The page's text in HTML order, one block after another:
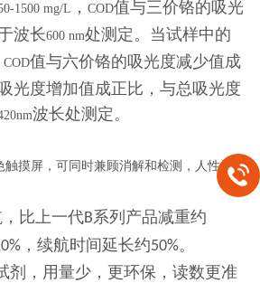
1500 mg/L ，COD值与三价铬的吸光
波长600 nm处测定。当试样中的
COD值与六价铬的吸光度减少值成
光度增加值成正比，与总吸光度
波长处测定。
触摸屏，可同时兼顾消解和检测，人性化的
比上一代B系列产品减重约
，续航时间延长约50%。
剂，用量少，更环保，读数更准